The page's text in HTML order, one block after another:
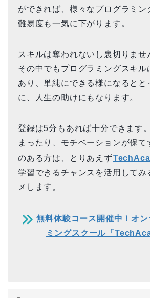
ができれば、様々なプログラミン
難易度も一気に下がります。
スキルは奪われないし裏切りませ
その中でもプログラミングスキル
あり、単純にできる様になるとと
に、人生の助けにもなります。
登録は5分もあれば十分できます
まったり、モチベーションが保て
のある方は、とりあえず
学習できるチャンスを活用してみ
メします。
無料体験コース開催中！オ
ミングスクール「